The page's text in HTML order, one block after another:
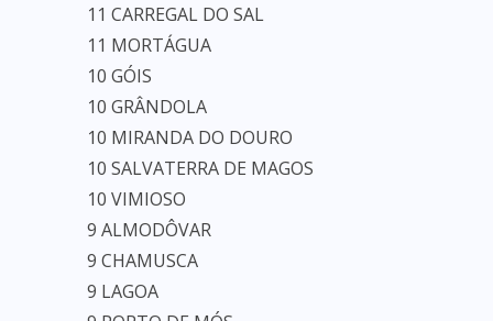
11 CARREGAL DO SAL
11 MORTÁGUA
10 GÓIS
10 GRÂNDOLA
10 MIRANDA DO DOURO
10 SALVATERRA DE MAGOS
10 VIMIOSO
9 ALMODÔVAR
9 CHAMUSCA
9 LAGOA